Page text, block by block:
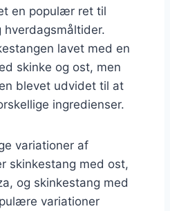
en populær ret til
lavet med en
skinke og ost, men
blevet udvidet til at
ingredienser.
variationer af
skinkestang med ost,
og skinkestang med
variationer